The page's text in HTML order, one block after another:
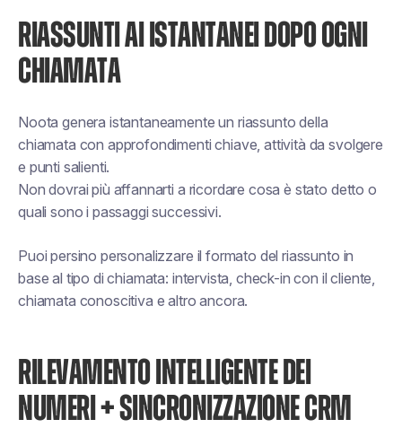
RIASSUNTI AI ISTANTANEI DOPO OGNI
CHIAMATA
Noota genera istantaneamente un riassunto della
chiamata con approfondimenti chiave, attività da svolgere
e punti salienti.
Non dovrai più affannarti a ricordare cosa è stato detto o
quali sono i passaggi successivi.
Puoi persino personalizzare il formato del riassunto in
base al tipo di chiamata: intervista, check-in con il cliente,
chiamata conoscitiva e altro ancora.
RILEVAMENTO INTELLIGENTE DEI
NUMERI + SINCRONIZZAZIONE CRM